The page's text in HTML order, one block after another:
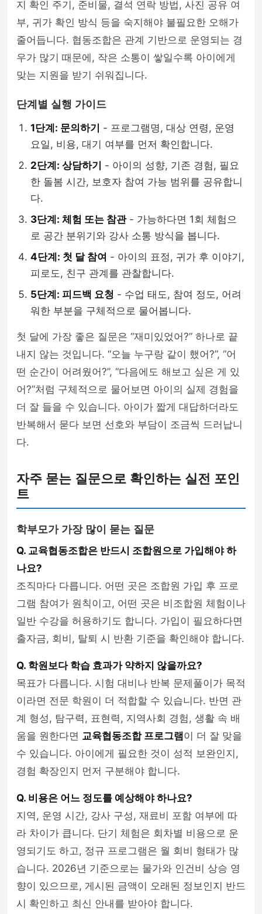
지 확인 주기, 준비물, 결석 연락 방법, 사진 공유 여
부, 귀가 확인 방식 등을 숙지해야 불필요한 오해가
줄어듭니다. 협동조합은 관계 기반으로 운영되는 경
우가 많기 때문에, 작은 소통이 쌓일수록 아이에게
맞는 지원을 받기 쉬워집니다.
단계별 실행 가이드
1단계: 문의하기
- 프로그램명, 대상 연령, 운영
요일, 비용, 대기 여부를 먼저 확인합니다.
2단계: 상담하기
- 아이의 성향, 기존 경험, 필요
한 돌봄 시간, 보호자 참여 가능 범위를 공유합니
다.
3단계: 체험 또는 참관- 가능하다면 1회 체험으
로 공간 분위기와 강사 소통 방식을 봅니다.
4단계: 첫 달 참여 - 아이의 표정, 귀가 후 이야기,
피로도, 친구 관계를 관찰합니다.
5단계: 피드백 요청 - 수업 태도, 참여 정도, 어려
워한 부분을 구체적으로 물어봅니다.
첫 달에 가장 좋은 질문은 “재미있었어?” 하나로 끝
내지 않는 것입니다. “오늘 누구랑 같이 했어?”, “어
떤 순간이 어려웠어?”, “다음에도 해보고 싶은 게 있
어?”처럼 구체적으로 물어보면 아이의 실제 경험을
더 잘 들을 수 있습니다. 아이가 짧게 대답하더라도
반복해서 묻다 보면 선호와 부담이 조금씩 드러납니
다.
자주 묻는 질문으로 확인하는 실전 포인
트
학부모가 가장 많이 묻는 질문
Q. 교육협동조합은 반드시 조합원으로 가입해야 하
나요?
조직마다 다릅니다. 어떤 곳은 조합원 가입 후 프로
그램 참여가 원칙이고, 어떤 곳은 비조합원 체험이나
일반 수강을 허용하기도 합니다. 가입이 필요하다면
출자금, 회비, 탈퇴 시 반환 기준을 확인해야 합니다.
Q. 학원보다 학습 효과가 약하지 않을까요?
목표가 다릅니다. 시험 대비나 반복 문제풀이가 목적
이라면 전문 학원이 더 적합할 수 있습니다. 반면 관
계 형성, 탐구력, 표현력, 지역사회 경험, 생활 속 배
움을 원한다면 교육협동조합 프로그램이 더 잘 맞을
수 있습니다. 아이에게 필요한 것이 성적 보완인지,
경험 확장인지 먼저 구분해야 합니다.
Q. 비용은 어느 정도를 예상해야 하나요?
지역, 운영 시간, 강사 구성, 재료비 포함 여부에 따
라 차이가 큽니다. 단기 체험은 회차별 비용으로 운
영되기도 하고, 정규 프로그램은 월 회비 형태가 많
습니다. 2026년 기준으로는 물가와 인건비 상승 영
향이 있으므로, 게시된 금액이 오래된 정보인지 반드
시 확인하고 최신 안내를 받아야 합니다.